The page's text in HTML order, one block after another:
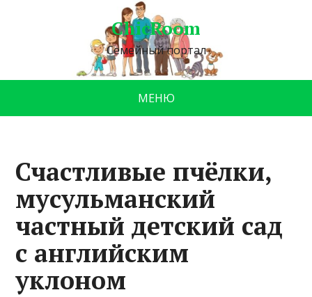
ChicRoom
Семейный портал
МЕНЮ
Счастливые пчёлки,
мусульманский
частный детский сад
с английским
уклоном